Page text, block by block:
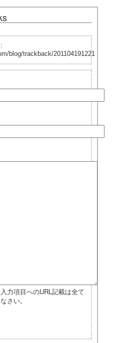
blog/trackback/201104191221
力項目へのURL記載は全て
さい。